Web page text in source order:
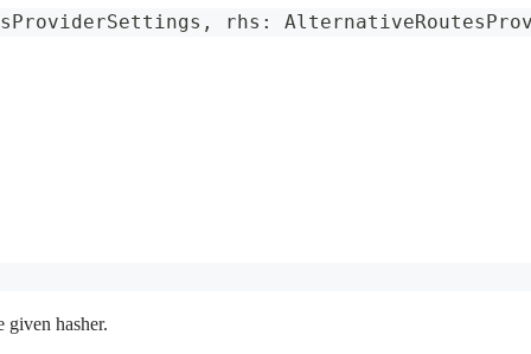
, rhs :
given hasher.